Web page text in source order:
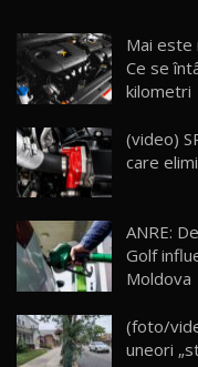
15 14:37
16
13:10
17 20:06
30:08
Mai este
Ce se
kilometri
(video)
care
ANRE:
Golf
Moldova
(foto/
uneori